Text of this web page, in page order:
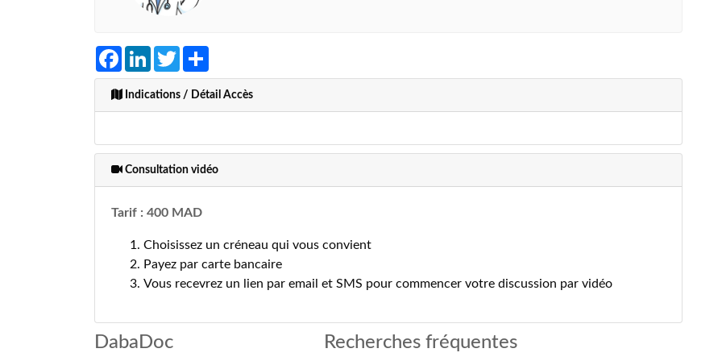
FacebookLinkedInTwitter
Indications / Détail Accès
Consultation vidéo
Tarif : 400 MAD
Choisissez un créneau qui vous convient
Payez par carte bancaire
Vous recevrez un lien par email et SMS pour commencer votre discussion par vidéo
DabaDoc Recherches fréquentes